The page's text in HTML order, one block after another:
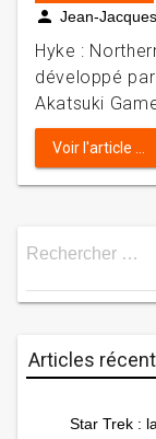
person Jean-Jacques
Hyke :
développé
Akatsuki
Voir l'article ...
Rechercher …
Articles
Star Trek :